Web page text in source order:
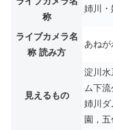
称
姉川・
ライブカメラ名
称 読み方
あね
見えるもの
淀川水
ム下
姉川ダ
園，五